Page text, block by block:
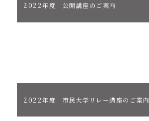
2022年度 公開講座のご案内
2022年度 市民大学リレー講座のご案内